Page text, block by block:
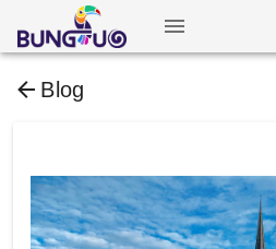
Blog